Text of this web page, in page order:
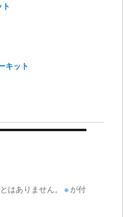
キット
はありません。 ※が付